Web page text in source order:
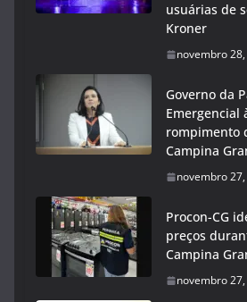
usuárias de
Kroner
novembro
Governo da
Emergencial
rompimento
Campina
novembro
Procon-CG
preços
Campina
novembro